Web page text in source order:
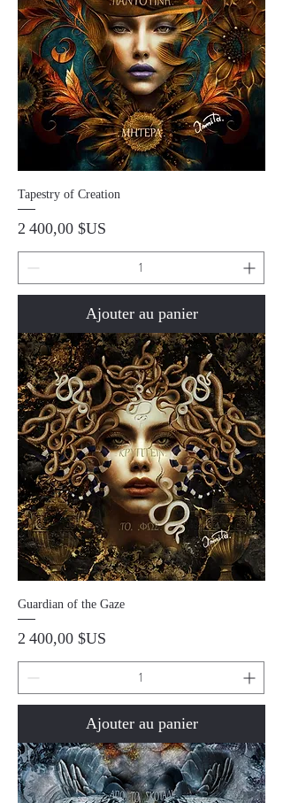
Tapestry of Creation
Prix
2 400,00 $US
Ajouter au panier
Guardian of the Gaze
Prix
2 400,00 $US
Ajouter au panier